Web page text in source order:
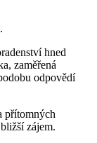
hned
zaměřená
odpovědí
přítomných
zájem.